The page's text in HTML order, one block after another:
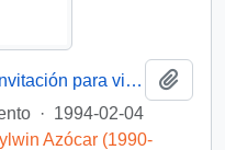
[Agradece y da excusas a su invitación para visitar la ciudad de Tocopilla durante la próxima gira a la II Región]
· 1994-02-04
Azócar (1990-